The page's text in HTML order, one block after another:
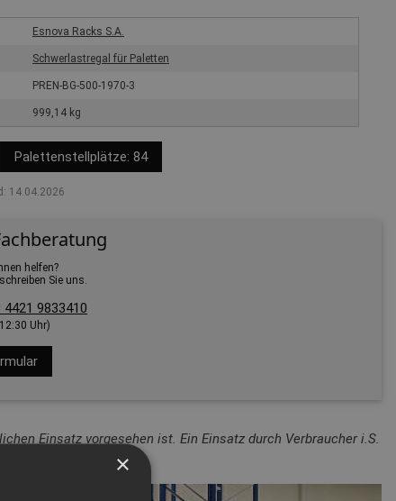
Esnova Racks S.A.
Schwerlastregal für Paletten
PREN-BG-500-1970-3
999,14 kg
Palettenstellplätze: 84
14.04.2026
helfen?
Sie uns.
4421 9833410
Uhr)
Einsatz vorgesehen ist. Ein Einsatz durch Verbraucher i.S.
×